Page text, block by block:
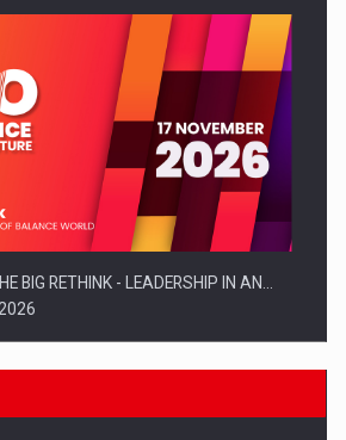
BIG RETHINK - LEADERSHIP IN AN…